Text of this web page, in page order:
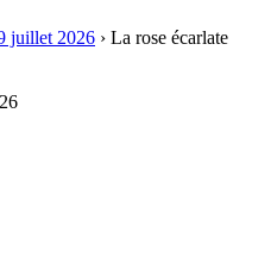
juillet 2026 › La rose écarlate